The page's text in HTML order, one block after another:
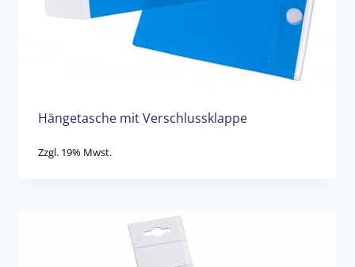
Hängetasche mit Verschlussklappe
Zzgl. 19% Mwst.